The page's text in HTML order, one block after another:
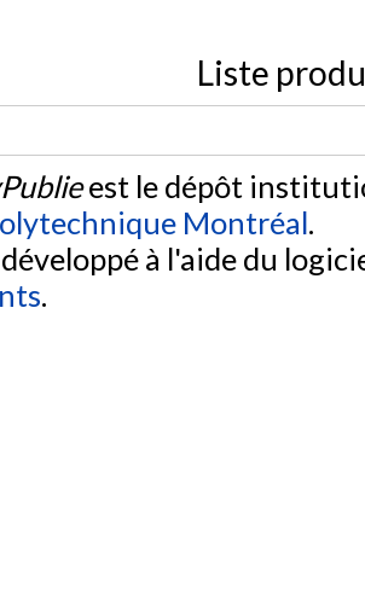
Liste
est le dépôt
Montréal.
à l'aide du
.